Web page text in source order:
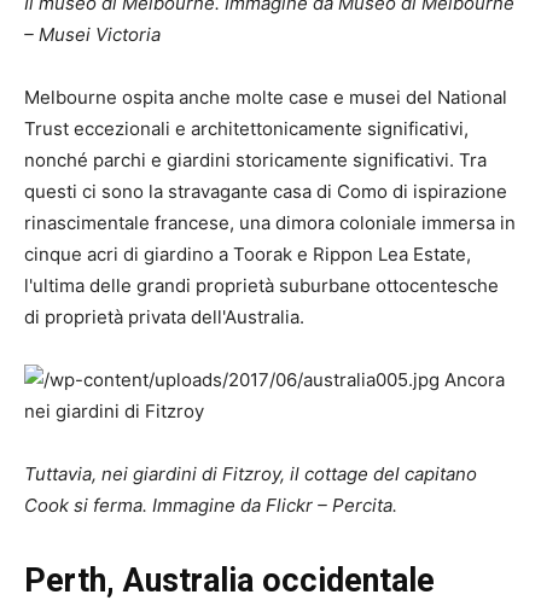
– Musei Victoria
Melbourne ospita anche molte case e musei del National
Trust eccezionali e architettonicamente significativi,
nonché parchi e giardini storicamente significativi. Tra
questi ci sono la stravagante casa di Como di ispirazione
rinascimentale francese, una dimora coloniale immersa in
cinque acri di giardino a Toorak e Rippon Lea Estate,
l'ultima delle grandi proprietà suburbane ottocentesche
di proprietà privata dell'Australia.
Tuttavia, nei giardini di Fitzroy, il cottage del capitano
Cook si ferma. Immagine da Flickr – Percita.
Perth, Australia occidentale